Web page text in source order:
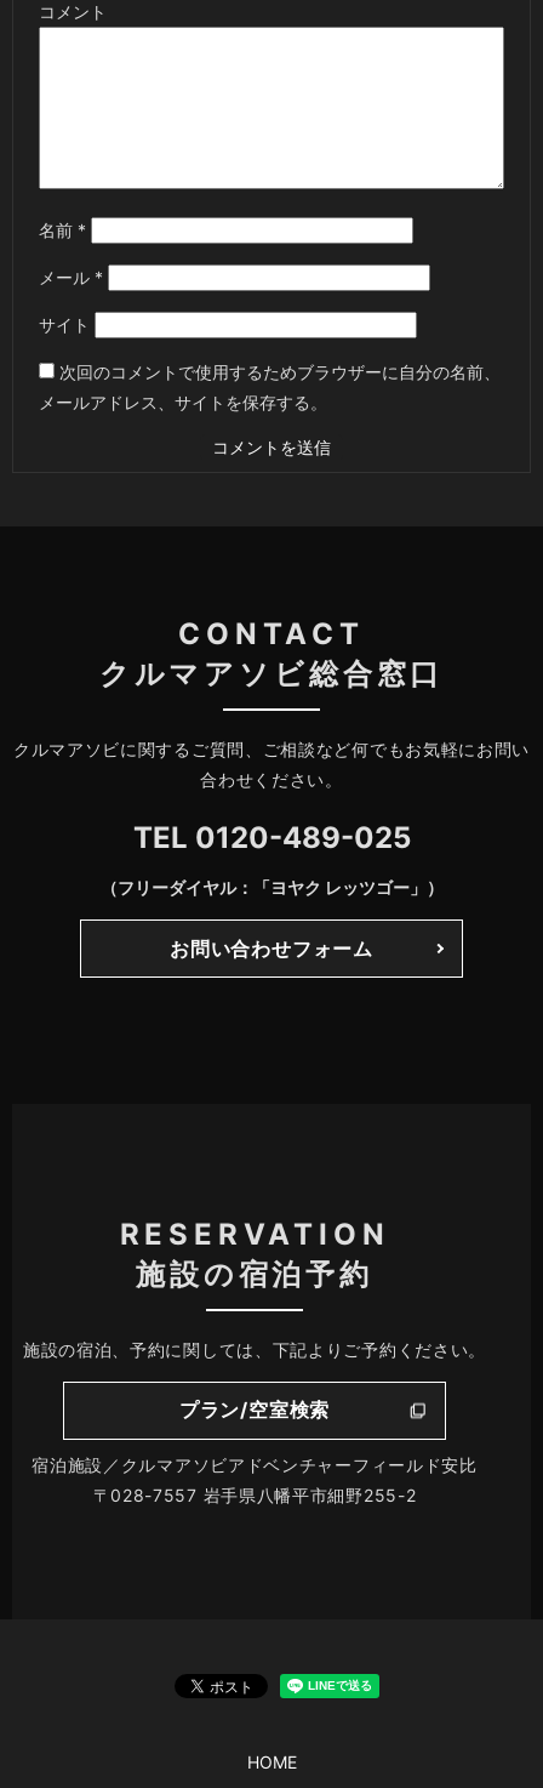
コメント
名前 *
メール *
サイト
次回のコメントで使用するためブラウザーに自分の名前、
メールアドレス、サイトを保存する。
CONTACT
クルマアソビ総合窓口
クルマアソビに関するご質問、ご相談など何でもお気軽にお問い
合わせください。
TEL 0120-489-025
（フリーダイヤル：「ヨヤク レッツゴー」）
お問い合わせフォーム
RESERVATION
施設の宿泊予約
施設の宿泊、予約に関しては、下記よりご予約ください。
プラン/空室検索
宿泊施設／クルマアソビアドベンチャーフィールド安比
〒028-7557 岩手県八幡平市細野255-2
HOME